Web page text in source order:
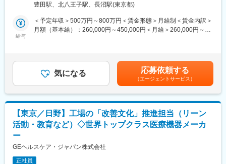
8:00・1:30～10:00・2:30～11:00・17:00～翌1:30・6:00～
▼補足事項
・これまでのご経験に応じて入社から3年目まではシフトが1パタ
■キャリアパスなど
将来的には、リーダーとしてチーム体制を構築するなどマネジメ
ントを担って頂けることを期待してます。また、資格取得支援や
個々の経験や強み弱みを振り返り、本人の適性や意欲、キャリア
選好等を踏まえ、キャリアプランを一緒に形成し、個々のキャリ
アプランに合わせた環境を提供する制度もあります。
ションです。
■ポジション概要：
・製造部門との連携（生産スケジュール調整、緊急対応）
・ERPシステム（Oracle）を活用した業務標準化
・材料需要予測と調達計画策定
生産計画、販売予測、在庫状況に基づき、材料の需要を正確に予
測し、調達計画を立案・実行する。
サプライヤーとの連携を密にし、納期・品質・コストを考慮した
豊田駅、北八王子駅、長沼駅(東京都)
給与
＜予定年収＞500万円～800万円＜賃金形態＞月給制＜賃金内訳＞
月額（基本給）：260,000円～450,000円＜月給＞260,000円～
固定手当を含めた表記です。
気になる 応募依頼する
（エージェントサービス）
【東京／日野】工場の「改善文化」推進担当（リーン
活動・教育など）◇世界トップクラス医療機器メーカ
ー
GEヘルスケア・ジャパン株式会社
正社員